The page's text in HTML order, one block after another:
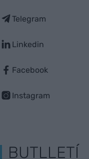
Telegram
Linkedin
Facebook
Instagram
BUTLLETÍ